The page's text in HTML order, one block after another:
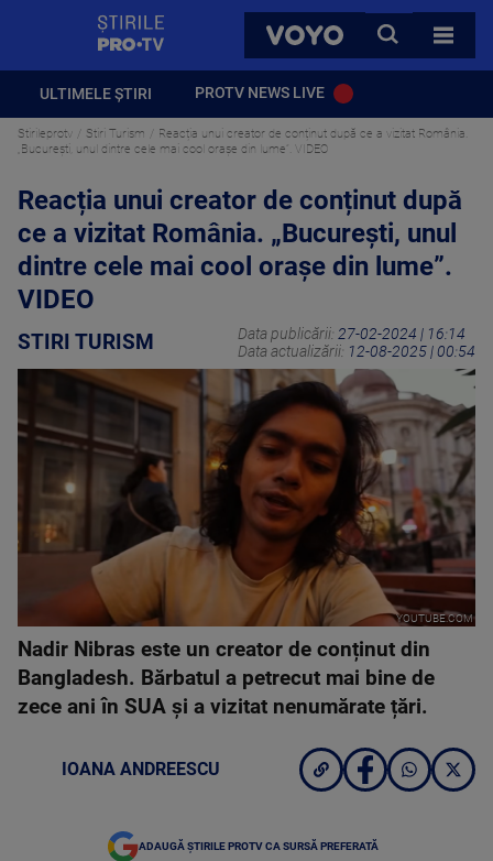
VOYO
CAUTA
TOATE
ULTIMELE ȘTIRI PROTV NEWS LIVE
Stirileprotv Stiri Turism
Reacția unui creator de conținut după ce a vizitat România.
„București, unul dintre cele mai cool orașe din lume”. VIDEO
Reacția unui creator de conținut după
ce a vizitat România. „București, unul
dintre cele mai cool orașe din lume”.
VIDEO
STIRI TURISM Data publicării: 27-02-2024 | 16:14
Data actualizării: 12-08-2025 | 00:54
YOUTUBE.COM
Nadir Nibras este un creator de conținut din
Bangladesh. Bărbatul a petrecut mai bine de
zece ani în SUA și a vizitat nenumărate țări.
IOANA ANDREESCU
ADAUGĂ ȘTIRILE PROTV CA SURSĂ PREFERATĂ